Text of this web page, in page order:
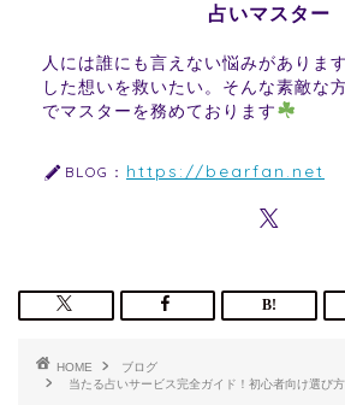
占いマスター
人には誰にも言えない悩みがありま
した想いを救いたい。そんな素敵な
でマスターを務めております
BLOG： https://bearfan.net
HOME
ブログ
当たる占いサービス完全ガイド！初心者向け選び